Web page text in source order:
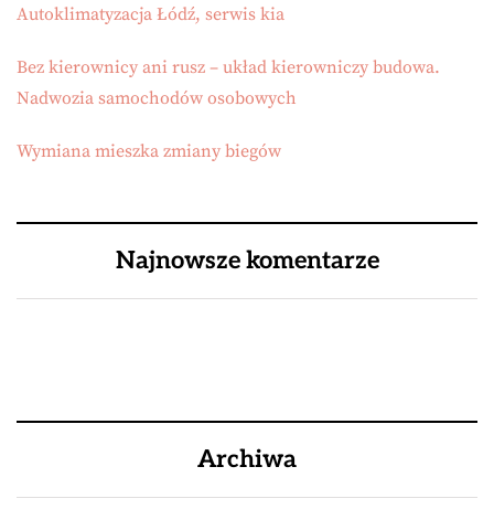
Autoklimatyzacja Łódź, serwis kia
Bez kierownicy ani rusz – układ kierowniczy budowa.
Nadwozia samochodów osobowych
Wymiana mieszka zmiany biegów
Najnowsze komentarze
Archiwa